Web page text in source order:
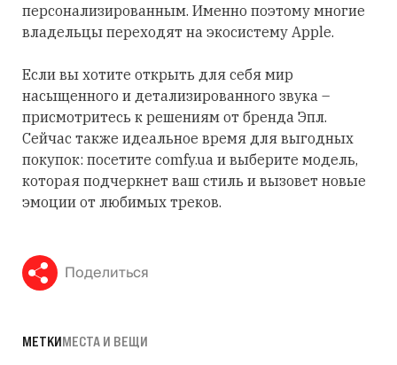
персонализированным. Именно поэтому многие
владельцы переходят на экосистему Apple.
Если вы хотите открыть для себя мир
насыщенного и детализированного звука –
присмотритесь к решениям от бренда Эпл.
Сейчас также идеальное время для выгодных
покупок: посетите comfy.ua и выберите модель,
которая подчеркнет ваш стиль и вызовет новые
эмоции от любимых треков.
Поделиться
МЕТКИМЕСТА И ВЕЩИ